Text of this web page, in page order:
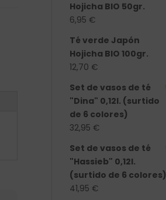
Hojicha BIO 50gr.
6,95 €
Té verde Japón
Hojicha BIO 100gr.
12,70 €
Set de vasos de té
"Dina" 0,12l. (surtido
de 6 colores)
32,95 €
Set de vasos de té
"Hassieb" 0,12l.
(surtido de 6 colores)
41,95 €